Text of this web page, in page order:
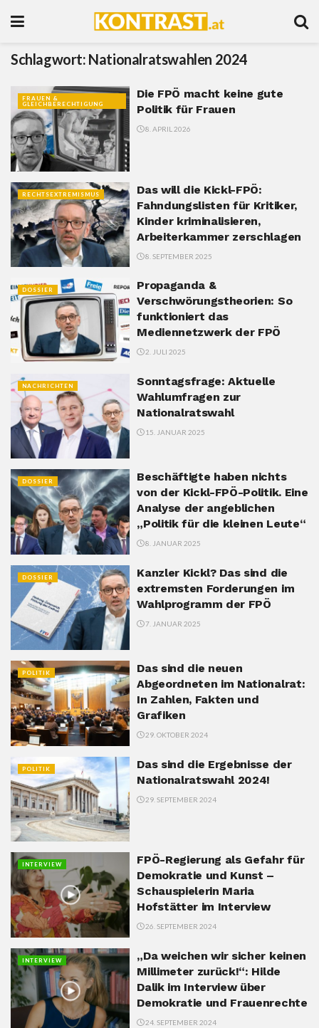
Schlagwort: Nationalratswahlen 2024
FRAUEN &
GLEICHBERECHTIGUNG
Die FPÖ macht keine gute
Politik für Frauen
8. APRIL 2026
RECHTSEXTREMISMUS
Das will die Kickl-FPÖ:
Fahndungslisten für Kritiker,
Kinder kriminalisieren,
Arbeiterkammer zerschlagen
8. SEPTEMBER 2025
DOSSIER
Propaganda &
Verschwörungstheorien: So
funktioniert das
Mediennetzwerk der FPÖ
2. JULI 2025
NACHRICHTEN
Sonntagsfrage: Aktuelle
Wahlumfragen zur
Nationalratswahl
15. JANUAR 2025
DOSSIER
Beschäftigte haben nichts
von der Kickl-FPÖ-Politik. Eine
Analyse der angeblichen
„Politik für die kleinen Leute“
8. JANUAR 2025
DOSSIER
Kanzler Kickl? Das sind die
extremsten Forderungen im
Wahlprogramm der FPÖ
7. JANUAR 2025
POLITIK
Das sind die neuen
Abgeordneten im Nationalrat:
In Zahlen, Fakten und
Grafiken
29. OKTOBER 2024
POLITIK
Das sind die Ergebnisse der
Nationalratswahl 2024!
29. SEPTEMBER 2024
INTERVIEW
FPÖ-Regierung als Gefahr für
Demokratie und Kunst –
Schauspielerin Maria
Hofstätter im Interview
26. SEPTEMBER 2024
INTERVIEW
„Da weichen wir sicher keinen
Millimeter zurück!“: Hilde
Dalik im Interview über
Demokratie und Frauenrechte
24. SEPTEMBER 2024